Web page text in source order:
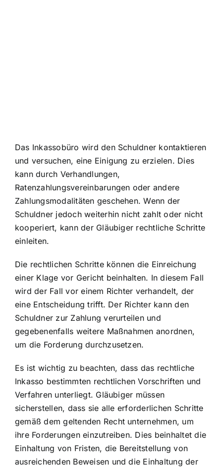
Das Inkassobüro wird den Schuldner kontaktieren
und versuchen, eine Einigung zu erzielen. Dies
kann durch Verhandlungen,
Ratenzahlungsvereinbarungen oder andere
Zahlungsmodalitäten geschehen. Wenn der
Schuldner jedoch weiterhin nicht zahlt oder nicht
kooperiert, kann der Gläubiger rechtliche Schritte
einleiten.
Die rechtlichen Schritte können die Einreichung
einer Klage vor Gericht beinhalten. In diesem Fall
wird der Fall vor einem Richter verhandelt, der
eine Entscheidung trifft. Der Richter kann den
Schuldner zur Zahlung verurteilen und
gegebenenfalls weitere Maßnahmen anordnen,
um die Forderung durchzusetzen.
Es ist wichtig zu beachten, dass das rechtliche
Inkasso bestimmten rechtlichen Vorschriften und
Verfahren unterliegt. Gläubiger müssen
sicherstellen, dass sie alle erforderlichen Schritte
gemäß dem geltenden Recht unternehmen, um
ihre Forderungen einzutreiben. Dies beinhaltet die
Einhaltung von Fristen, die Bereitstellung von
ausreichenden Beweisen und die Einhaltung der